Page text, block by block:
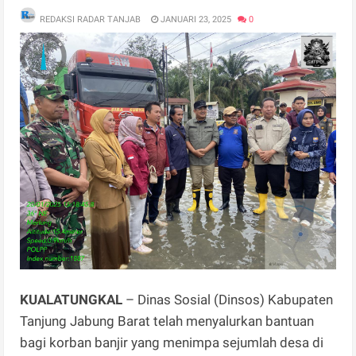
REDAKSI RADAR TANJAB JANUARI 23, 2025 0
KUALATUNGKAL – Dinas Sosial (Dinsos) Kabupaten
Tanjung Jabung Barat telah menyalurkan bantuan
bagi korban banjir yang menimpa sejumlah desa di